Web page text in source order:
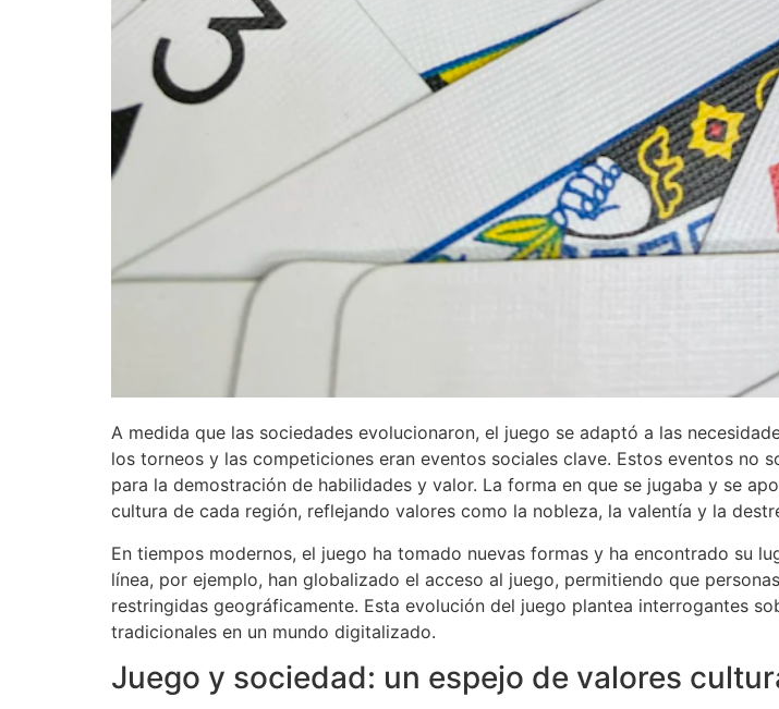
A medida que las sociedades evolucionaron, el juego se adaptó a las
los torneos y las competiciones eran eventos sociales clave. Estos eventos no
para la demostración de habilidades y valor. La forma en que se jugaba y se
cultura de cada región, reflejando valores como la nobleza, la valentía y la
En tiempos modernos, el juego ha tomado nuevas formas y ha encontrado su
línea, por ejemplo, han globalizado el acceso al juego, permitiendo que
restringidas geográficamente. Esta evolución del juego plantea interrogantes
tradicionales en un mundo digitalizado.
Juego y sociedad: un espejo de valores